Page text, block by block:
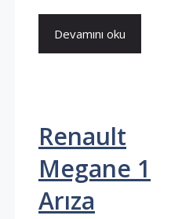
Devamını oku
Renault
Megane 1
Arıza